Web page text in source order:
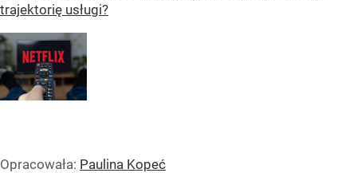
trajektorię usługi?
Opracowała: Paulina Kopeć